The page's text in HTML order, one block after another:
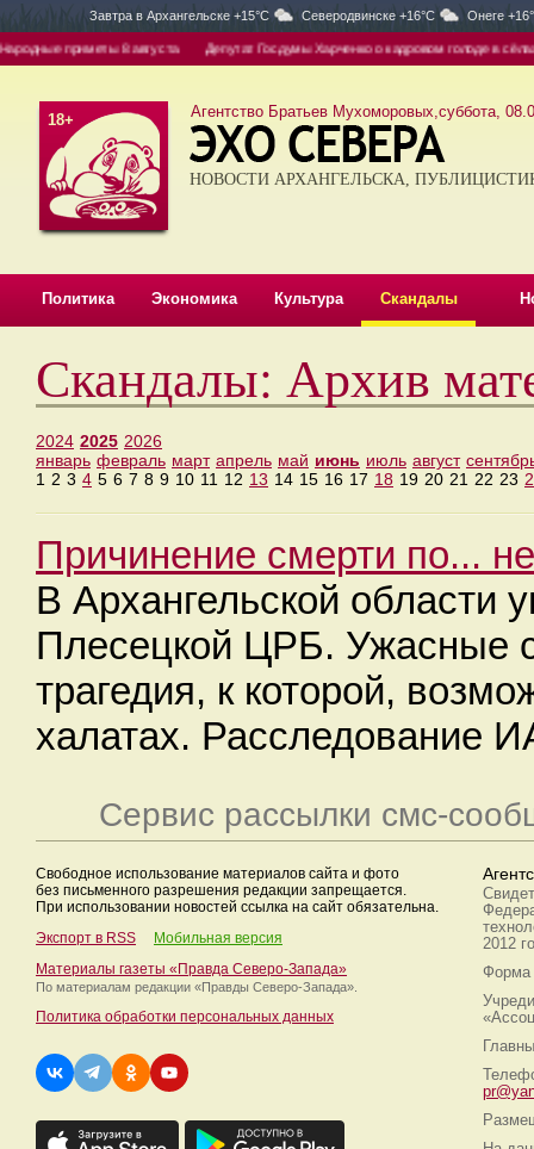
Завтра в Архангельске +15°C Северодвинске +16°C Онеге
приметы 8 августа Депутат Госдумы Харченко о кадровом голоде в
18+ Агентство Братьев Мухоморовых,суббота,
НОВОСТИ АРХАНГЕЛЬСКА,
Политика Экономика Культура Скандалы
Скандалы: Архив
2024 2025 2026
январь февраль март апрель май июнь июль август
1 2 3 4 5 6 7 8 9 10 11 12 13 14 15 16 17 18 19 20 21 22 23
Причинение смерти по...
В Архангельской
Плесецкой ЦРБ. Ужасные
трагедия, к которой,
халатах. Расследование
Сервис рассылки смс-
Свободное использование материалов сайта и фото
без письменного разрешения редакции запрещается.
При использовании новостей ссылка на сайт обязательна.
Экспорт в RSS
Мобильная версия
Материалы газеты «Правда Северо-Запада»
По материалам редакции «Правды Северо-Запада».
Политика обработки персональных данных
2012
Форма